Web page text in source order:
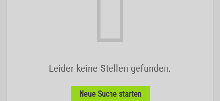
Leider keine Stellen gefunden.
Neue Suche starten